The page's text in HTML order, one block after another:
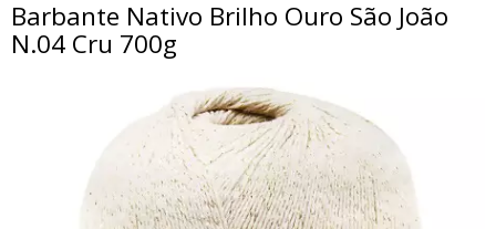
Barbante Nativo Brilho Ouro São João
N.04 Cru 700g